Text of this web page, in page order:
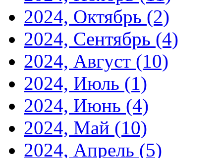
2024, Октябрь (2)
2024, Сентябрь (4)
2024, Август (10)
2024, Июль (1)
2024, Июнь (4)
2024, Май (10)
2024, Апрель (5)